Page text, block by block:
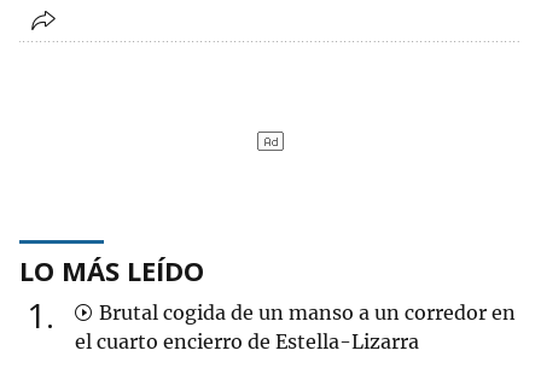
LO MÁS LEÍDO
1
Brutal cogida de un manso a un corredor en
el cuarto encierro de Estella-Lizarra